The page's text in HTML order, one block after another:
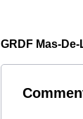
GRDF Mas-